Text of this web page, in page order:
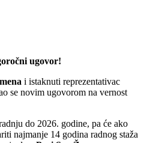
ugovor!
i istaknuti reprezentativac
se novim ugovorom na vernost
do 2026. godine, pa će ako
najmanje 14 godina radnog staža